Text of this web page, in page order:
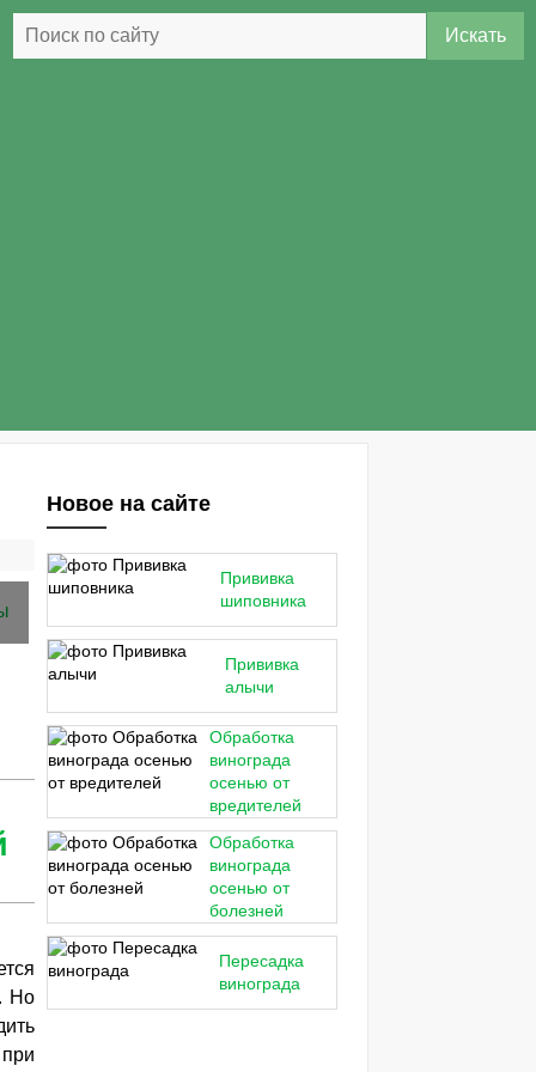
Искать
Но
Новое на сайте
Прививка
шиповника
Прививка
алычи
Обработка
винограда
осенью от
вредителей
Обработка
винограда
осенью от
болезней
Пересадка
винограда